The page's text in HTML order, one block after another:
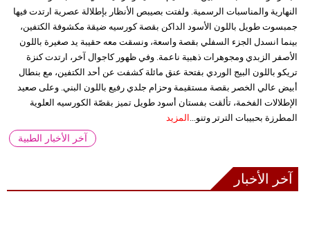
النهارية والمناسبات الرسمية. ولفتت بصيبص الأنظار بإطلالة عصرية ارتدت فيها
جمبسوت طويل باللون الأسود الداكن بقصة كورسيه ضيقة مكشوفة الكتفين،
بينما انسدل الجزء السفلي بقصة واسعة، ونسقت معه حقيبة يد صغيرة باللون
الأصفر الزبدي ومجوهرات ذهبية ناعمة. وفي ظهور كاجوال آخر، ارتدت كنزة
تريكو باللون البيج الوردي بفتحة عنق مائلة كشفت عن أحد الكتفين، مع بنطال
أبيض عالي الخصر بقصة مستقيمة وحزام جلدي رفيع باللون البني. وعلى صعيد
الإطلالات الفخمة، تألقت بفستان أسود طويل تميز بقصّة الكورسيه العلوية
المطرزة بحبيبات الترتر وتنو... المزيد
آخر الأخبار الطبية
آخر الأخبار